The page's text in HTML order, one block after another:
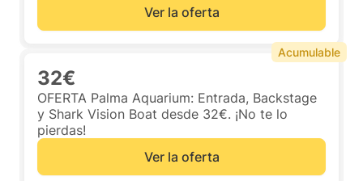
Ver la oferta
32€
OFERTA Palma Aquarium: Entrada, Backstage
y Shark Vision Boat desde 32€. ¡No te lo
pierdas!
Ver la oferta
Acumulable